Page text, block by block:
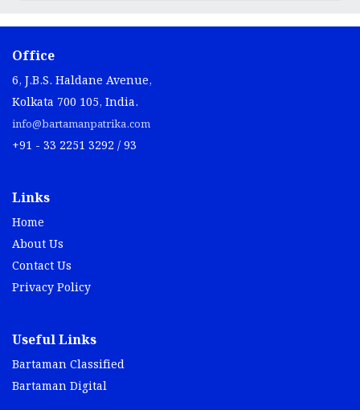
Office
6, J.B.S. Haldane Avenue,
Kolkata 700 105, India.
info@bartamanpatrika.com
+91 - 33 2251 3292 / 93
Links
Home
About Us
Contact Us
Privacy Policy
Useful Links
Bartaman Classified
Bartaman Digital